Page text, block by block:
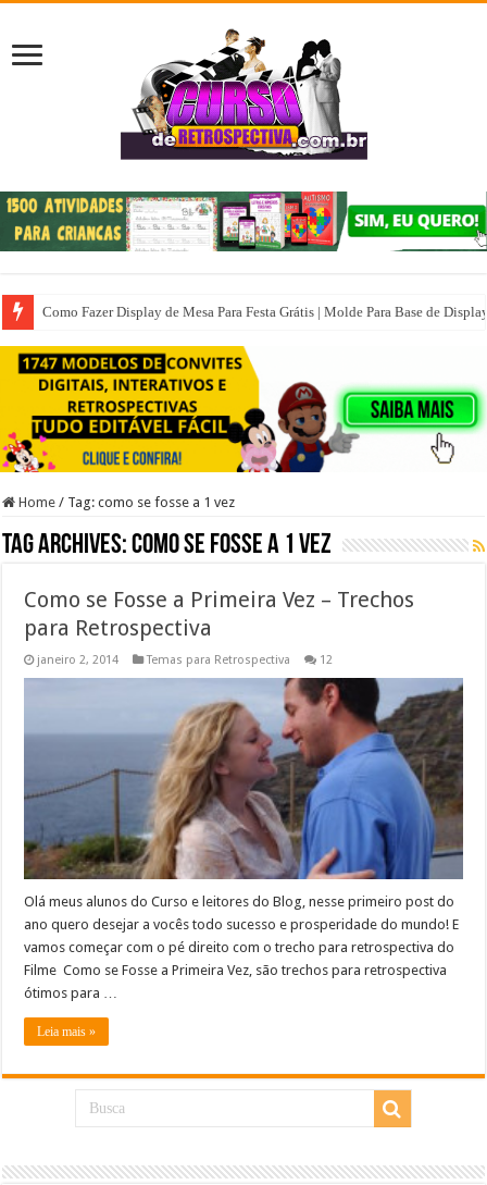
Como Fazer Display de Mesa Para Festa Grátis | Molde Para Base de
Home / Tag:como se fosse a 1 vez
Tag Archives:como se fosse a 1 vez
Como se Fosse a Primeira Vez – Trechos
para Retrospectiva
janeiro 2, 2014 Temas para Retrospectiva 12
Olá meus alunos do Curso e leitores do Blog, nesse primeiro post do
ano quero desejar a vocês todo sucesso e prosperidade do mundo! E
vamos começar com o pé direito com o trecho para retrospectiva do
Filme Como se Fosse a Primeira Vez, são trechos para retrospectiva
ótimos para …
Leia mais »